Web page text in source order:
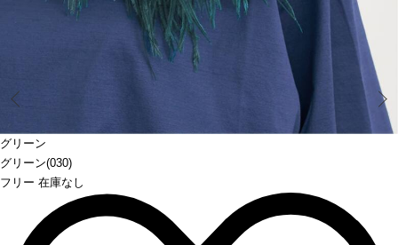
グリーン
グリーン(030)
フリー 在庫なし